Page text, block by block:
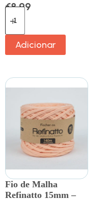
€8.99
Adicionar
Fio de Malha
Refinatto 15mm –